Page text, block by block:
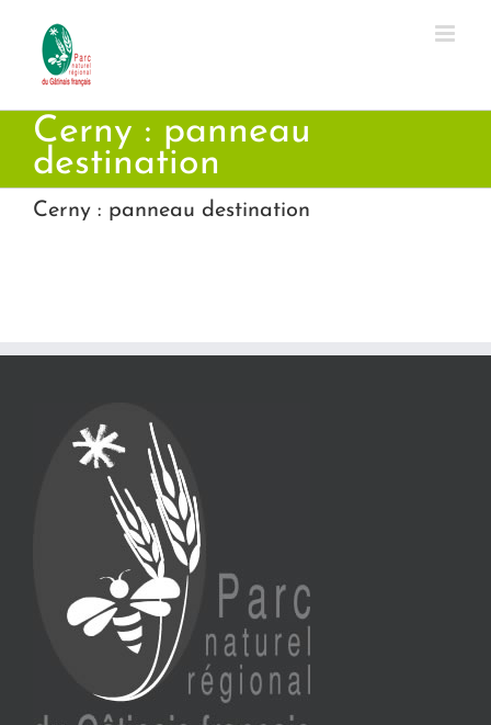
contenu
Cerny : panneau
destination
Cerny : panneau destination